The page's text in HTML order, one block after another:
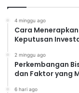
4 minggu ago
Cara
Keputusan
2 minggu ago
Perkembangan
dan Faktor yang
6 hari ago